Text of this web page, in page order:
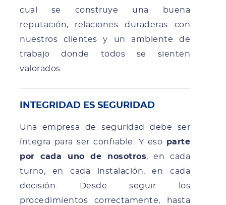
cual se construye una buena
reputación, relaciones duraderas con
nuestros clientes y un ambiente de
trabajo donde todos se sienten
valorados.
INTEGRIDAD ES SEGURIDAD
Una empresa de seguridad debe ser
íntegra para ser confiable. Y eso parte
por cada uno de nosotros, en cada
turno, en cada instalación, en cada
decisión. Desde seguir los
procedimientos correctamente, hasta